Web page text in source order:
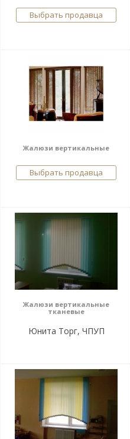
Выбрать продавца
Жалюзи вертикальные
Выбрать продавца
Жалюзи вертикальные
тканевые
Юнита Торг, ЧПУП